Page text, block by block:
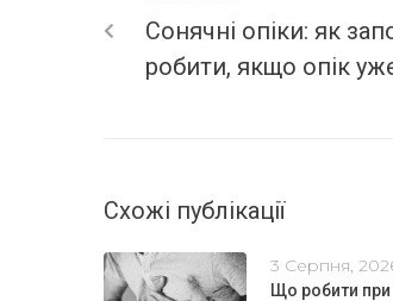
Сонячні опіки: як
робити, якщо опік
Схожі публікації
3 Серпня,
Що робити